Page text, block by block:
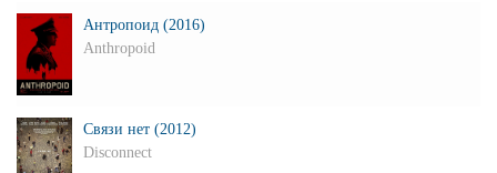
Антропоид (2016)
Anthropoid
Связи нет (2012)
Disconnect